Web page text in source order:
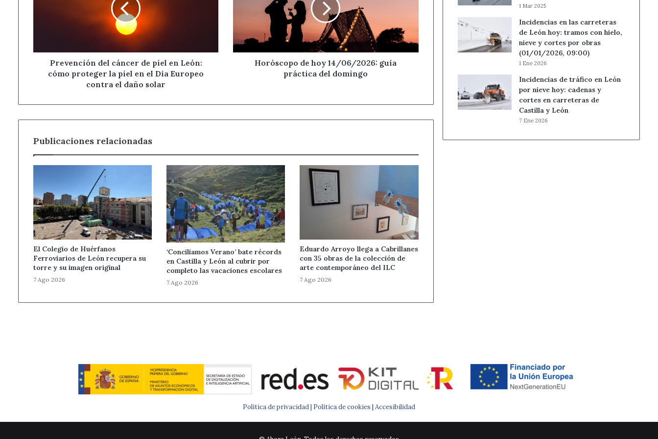
proteger
Día
daño
solar
Prevención del cáncer de piel en León:
cómo proteger la piel en el Día Europeo
contra el daño solar
domingo
Horóscopo de hoy 14/06/2026: guía
práctica del domingo
Publicaciones relacionadas
El Colegio de Huérfanos
Ferroviarios de León recupera su
torre y su imagen original
7 Ago 2026
‘Conciliamos Verano’ bate récords
en Castilla y León al cubrir por
completo las vacaciones escolares
7 Ago 2026
Eduardo Arroyo llega a Cabrillanes
con 35 obras de la colección de
arte contemporáneo del ILC
7 Ago 2026
1 Mar 2025
Incidencias en las carreteras
de León hoy: tramos con hielo,
nieve y cortes por obras
(01/01/2026, 09:00)
1 Ene 2026
Incidencias de tráfico en León
por nieve hoy: cadenas y
cortes en carreteras de
Castilla y León
7 Ene 2026
Política de privacidad | Política de cookies | Accesibilidad